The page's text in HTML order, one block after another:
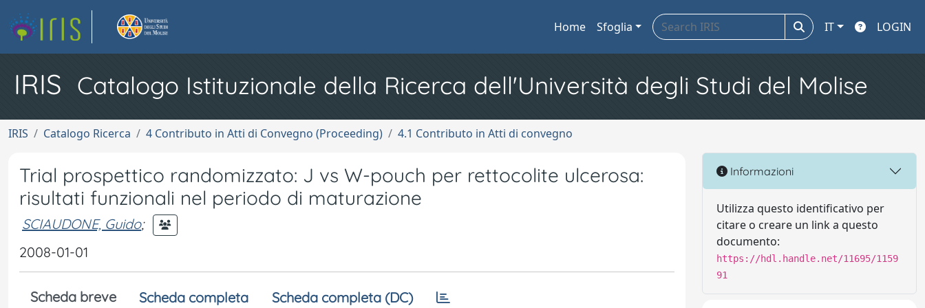
Home Sfoglia IT LOGIN
IRIS Catalogo Istituzionale della Ricerca dell'Università degli Studi del Molise
IRIS Catalogo Ricerca 4 Contributo in Atti di Convegno (Proceeding) 4.1 Contributo in Atti di convegno
Trial prospettico randomizzato: J vs W-pouch per rettocolite ulcerosa:
risultati funzionali nel periodo di maturazione
SCIAUDONE, Guido;
2008-01-01
Scheda breve Scheda completa Scheda completa (DC)
Informazioni
Utilizza questo identificativo per
citare o creare un link a questo
documento:
https://hdl.handle.net/11695/1159
91